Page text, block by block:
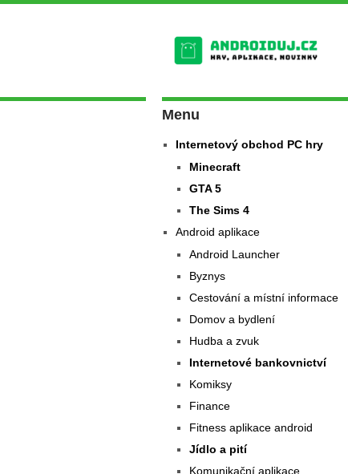
Menu
Internetový obchod PC hry
Minecraft
GTA 5
The Sims 4
Android aplikace
Android Launcher
Byznys
Cestování a místní informace
Domov a bydlení
Hudba a zvuk
Internetové bankovnictví
Komiksy
Finance
Fitness aplikace android
Jídlo a pití
Komunikační aplikace